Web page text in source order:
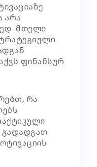
არა
მთელი
ფინანსურ
რა
გადადგათ